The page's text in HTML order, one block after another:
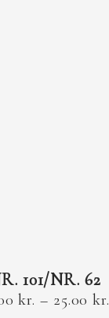
101/NR. 62
kr. – 25.00kr.